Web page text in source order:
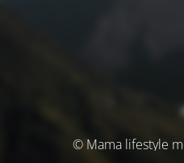
© Mama lifestyle